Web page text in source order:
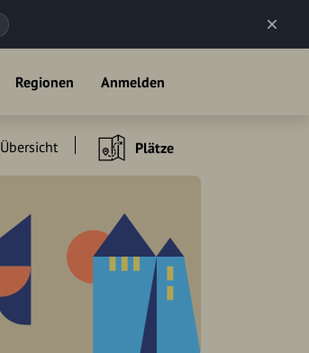
Regionen Anmelden
Übersicht Plätze